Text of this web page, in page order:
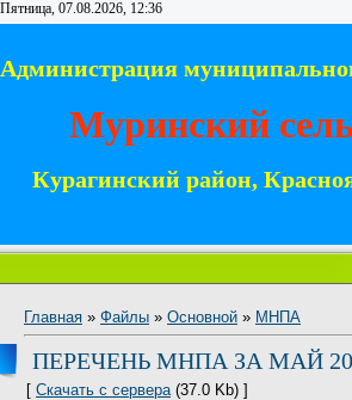
Пятница, 07.08.2026, 12:36
Администрация
Муринский
Курагинский район,
Главная » Файлы » Основной » МНПА
ПЕРЕЧЕНЬ МНПА ЗА МАЙ
[ Скачать с сервера(37.0 Kb) ]